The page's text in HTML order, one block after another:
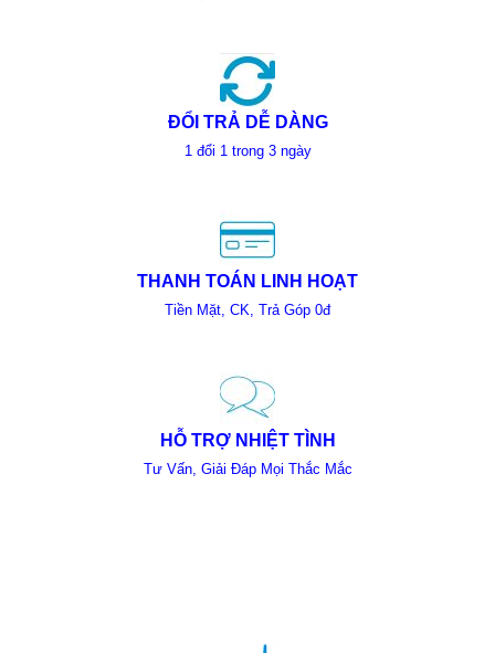
ĐỔI TRẢ DỄ DÀNG
1 đổi 1 trong 3 ngày
THANH TOÁN LINH HOẠT
Tiền Mặt, CK, Trả Góp 0đ
HỖ TRỢ NHIỆT TÌNH
Tư Vấn, Giải Đáp Mọi Thắc Mắc